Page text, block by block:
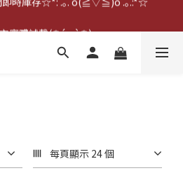
實體試戴(❁´◡`❁)
現正開跑╰(*°▽°*)╯
每頁顯示 24 個